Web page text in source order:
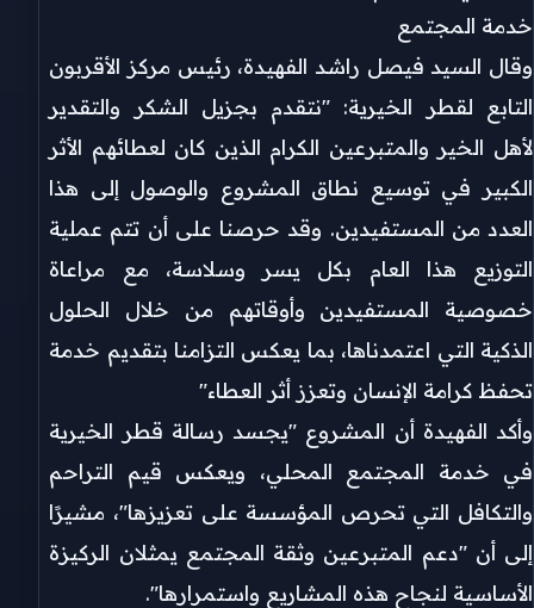
خدمة المجتمع
وقال السيد فيصل راشد الفهيدة، رئيس مركز الأقربون
التابع لقطر الخيرية: "نتقدم بجزيل الشكر والتقدير
لأهل الخير والمتبرعين الكرام الذين كان لعطائهم الأثر
الكبير في توسيع نطاق المشروع والوصول إلى هذا
العدد من المستفيدين. وقد حرصنا على أن تتم عملية
التوزيع هذا العام بكل يسر وسلاسة، مع مراعاة
خصوصية المستفيدين وأوقاتهم من خلال الحلول
الذكية التي اعتمدناها، بما يعكس التزامنا بتقديم خدمة
تحفظ كرامة الإنسان وتعزز أثر العطاء"
وأكد الفهيدة أن المشروع "يجسد رسالة قطر الخيرية
في خدمة المجتمع المحلي، ويعكس قيم التراحم
والتكافل التي تحرص المؤسسة على تعزيزها"، مشيرًا
إلى أن "دعم المتبرعين وثقة المجتمع يمثلان الركيزة
الأساسية لنجاح هذه المشاريع واستمرارها".